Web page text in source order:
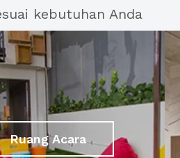
kebutuhan Anda
Ruang Acara